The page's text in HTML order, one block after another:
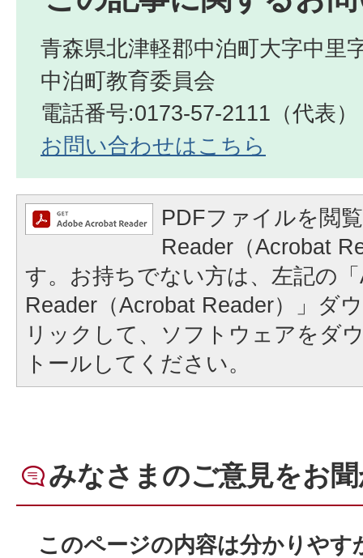
青森県北津軽郡中泊町大字中里
中泊町教育委員会
電話番号:0173-57-2111（代表）
お問い合わせはこちら
PDFファイルを閲
Reader（Acrobat
す。お持ちでない方は、左記の
Reader（Acrobat Reader）」ダ
リックして、ソフトウェアをダ
トールしてください。
みなさまのご意見をお
このページの内容は分かりやす